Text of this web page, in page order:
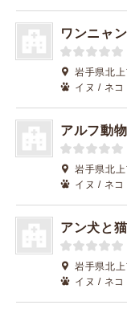
ワンニャ
岩手県北
イヌ / ネコ
アルフ動
岩手県北
イヌ / ネコ
アン犬と
岩手県北
イヌ / ネコ